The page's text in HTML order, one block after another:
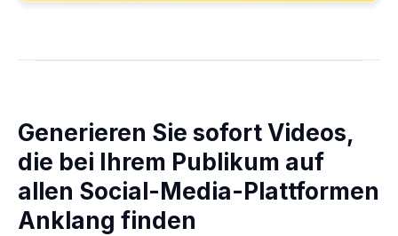
Generieren Sie sofort Videos,
die bei Ihrem Publikum auf
allen Social-Media-Plattformen
Anklang finden